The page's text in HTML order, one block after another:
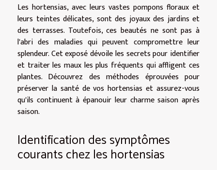
Les hortensias, avec leurs vastes pompons floraux et
leurs teintes délicates, sont des joyaux des jardins et
des terrasses. Toutefois, ces beautés ne sont pas à
l'abri des maladies qui peuvent compromettre leur
splendeur. Cet exposé dévoile les secrets pour identifier
et traiter les maux les plus fréquents qui affligent ces
plantes. Découvrez des méthodes éprouvées pour
préserver la santé de vos hortensias et assurez-vous
qu'ils continuent à épanouir leur charme saison après
saison.
Identification des symptômes
courants chez les hortensias